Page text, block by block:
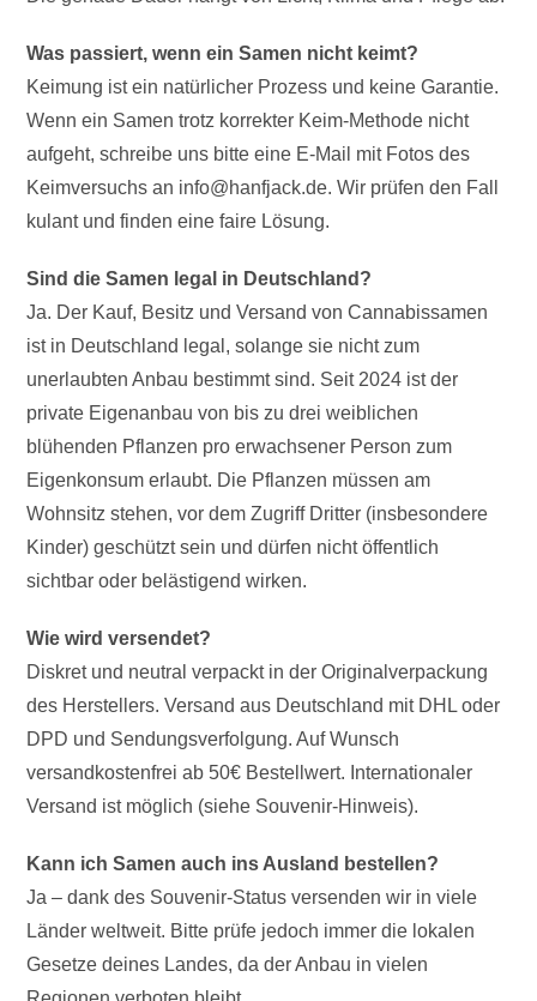
Was passiert, wenn ein Samen nicht keimt?
Keimung ist ein natürlicher Prozess und keine Garantie.
Wenn ein Samen trotz korrekter Keim-Methode nicht
aufgeht, schreibe uns bitte eine E-Mail mit Fotos des
Keimversuchs an info@hanfjack.de. Wir prüfen den Fall
kulant und finden eine faire Lösung.
Sind die Samen legal in Deutschland?
Ja. Der Kauf, Besitz und Versand von Cannabissamen
ist in Deutschland legal, solange sie nicht zum
unerlaubten Anbau bestimmt sind. Seit 2024 ist der
private Eigenanbau von bis zu drei weiblichen
blühenden Pflanzen pro erwachsener Person zum
Eigenkonsum erlaubt. Die Pflanzen müssen am
Wohnsitz stehen, vor dem Zugriff Dritter (insbesondere
Kinder) geschützt sein und dürfen nicht öffentlich
sichtbar oder belästigend wirken.
Wie wird versendet?
Diskret und neutral verpackt in der Originalverpackung
des Herstellers. Versand aus Deutschland mit DHL oder
DPD und Sendungsverfolgung. Auf Wunsch
versandkostenfrei ab 50€ Bestellwert. Internationaler
Versand ist möglich (siehe Souvenir-Hinweis).
Kann ich Samen auch ins Ausland bestellen?
Ja – dank des Souvenir-Status versenden wir in viele
Länder weltweit. Bitte prüfe jedoch immer die lokalen
Gesetze deines Landes, da der Anbau in vielen